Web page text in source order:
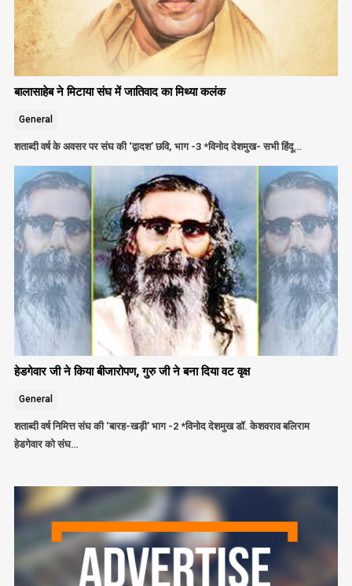
बालासाहेब ने मिटाया संघ में जातिवाद का मिथ्या कलंक
General
शताब्दी वर्ष के अवसर पर संघ की ‘द्वादश’ छवि, भाग -3 *विनोद देशमुख- सभी हिंदू…
हेडगेवार जी ने किया बीजारोपण, गुरु जी ने बना दिया वट वृक्ष
General
शताब्दी वर्ष निमित्त संघ की ‘बारह-खड़ी’ भाग -2 *विनोद देशमुख डॉ. केशवराव बलिराम
हेडगेवार को संघ…